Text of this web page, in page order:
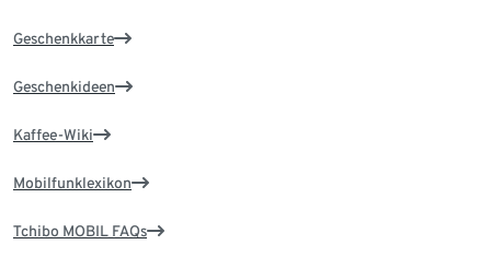
Geschenkkarte
Geschenkideen
Kaffee-Wiki
Mobilfunklexikon
Tchibo MOBIL FAQs